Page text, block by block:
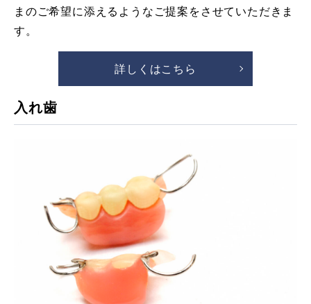
まのご希望に添えるようなご提案をさせていただきま
す。
詳しくはこちら
入れ歯